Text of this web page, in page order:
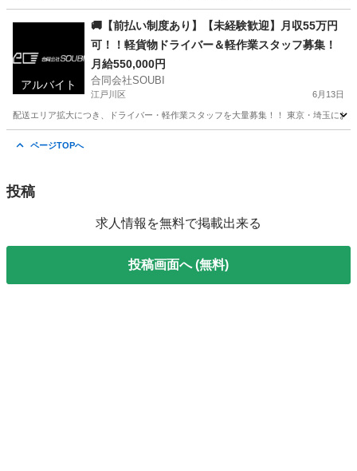
配送
アルバイト
🚚【前払い制度あり】【未経験歓迎】月収55万円
可！！軽貨物ドライバー＆軽作業スタッフ募集！
月給550,000円
合同会社SOUBI
江戸川区 6月13日
配送エリア拡大につき、ドライバー・軽作業スタッフを大量募集！！ 東京・埼玉に
ページTOPへ
投稿
求人情報を無料で掲載出来る
投稿画面へ (無料)